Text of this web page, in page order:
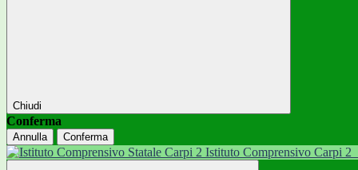
Chiudi
Conferma
Annulla Conferma
Istituto Comprensivo Carpi 2